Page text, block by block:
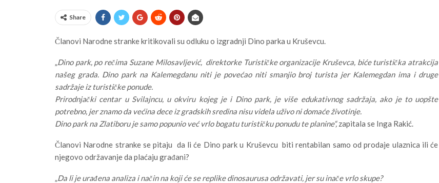
Share
Članovi Narodne stranke kritikovali su odluku o izgradnji Dino parka u Kruševcu.
„Dino park, po rečima Suzane Milosavljević, direktorke Turističke organizacije Kruševca, biće turistička atrakcija
našeg grada. Dino park na Kalemegdanu niti je povećao niti smanjio broj turista jer Kalemegdan ima i druge
sadržaje iz turističke ponude.
Prirodnjački centar u Svilajncu, u okviru kojeg je i Dino park, je više edukativnog sadržaja, ako je to uopšte
potrebno, jer znamo da većina dece iz gradskih sredina nisu videla uživo ni domaće životinje.
Dino park na Zlatiboru je samo popunio već vrlo bogatu turističku ponudu te planine“,zapitala se Inga Rakić.
Članovi Narodne stranke se pitaju da li će Dino park u Kruševcu biti rentabilan samo od prodaje ulaznica ili će
njegovo održavanje da plaćaju građani?
„Da li je urađena analiza i način na koji će se replike dinosaurusa održavati, jer su inače vrlo skupe?